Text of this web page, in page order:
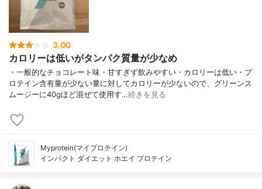
3.00
カロリーは低いがタンパク質量が少なめ
・一般的なチョコレート味・甘すぎず飲みやすい・カロリーは低い・プ
ロテイン含有量が少ない量に対してカロリーが少ないので、グリーンス
ムージーに40gほど混ぜて使用す…続きを見る
Myprotein(マイプロテイン)
インパクト ダイエット ホエイ プロテイン